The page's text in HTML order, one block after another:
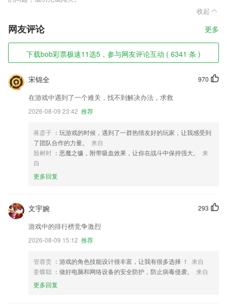
收起
网友评论 更多
下载bob彩票极速11选5，参与网友评论互动 ( 6341 条 )
970
宋锦全
在游戏中遇到了一个难关，找不到解决办法，求救
2026-08-09 23:42 推荐
蒋彦子 ：玩游戏的时候，遇到了一群热情友好的玩家，让我感受到
了团队合作的力量。
来自
殷树时 ：恶魔之镰，附带吸血效果，让你在战斗中保持强大。
来
自
更多回复
293
文宇婉
游戏中的排行榜竞争激烈
2026-08-09 15:12 推荐
管蓉贵 ：游戏的角色技能设计很丰富，让我有很多选择 ！
来自
姜蝶聪 ：做好电脑和网络设备的安全防护，防止病毒侵袭。
来自
更多回复